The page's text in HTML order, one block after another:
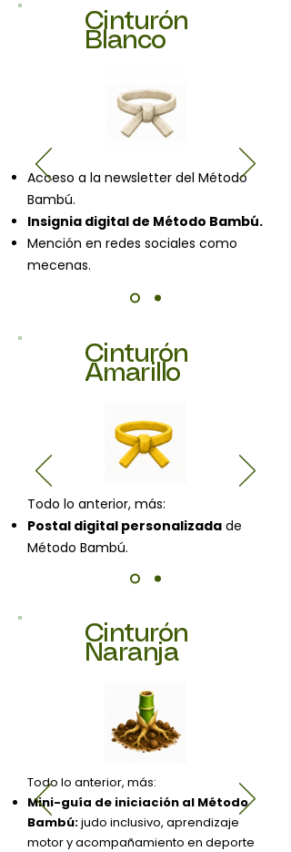
Cinturón
Blanco
Acceso a la newsletter del Método
Bambú.
Insignia digital de Método Bambú.
Mención en redes sociales como
mecenas.
Cinturón
Amarillo
Todo lo anterior, más:
Postal digital personalizada de
Método Bambú.
Cinturón
Naranja
Todo lo anterior, más:
Mini-guía de iniciación al Método
Bambú:judo inclusivo, aprendizaje
motor y acompañamiento en deporte